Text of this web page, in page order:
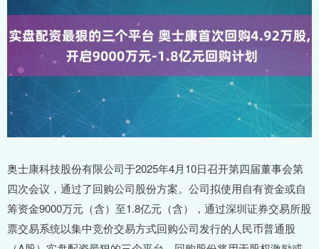
奥士康科技股份有限公司于2025年4月10日召开第四届董事会第
四次会议，通过了回购公司股份方案。公司拟使用自有资金或自
筹资金9000万元（含）至1.8亿元（含），通过深圳证券交易所股
票交易系统以集中竞价交易方式回购公司发行的人民币普通股